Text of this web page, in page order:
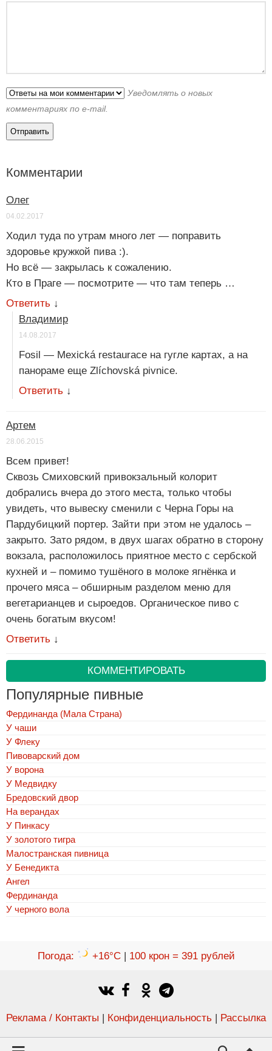
Уведомлять о новых
комментариях по e-mail.
Комментарии
Олег
04.02.2017
Ходил туда по утрам много лет — поправить
здоровье кружкой пива :).
Но всё — закрылась к сожалению.
Кто в Праге — посмотрите — что там теперь …
Ответить ↓
Владимир
14.08.2017
Fosil — Mexická restaurace на гугле картах, а на
панораме еще Zlíchovská pivnice.
Ответить ↓
Артем
28.06.2015
Всем привет!
Сквозь Смиховский привокзальный колорит
добрались вчера до этого места, только чтобы
увидеть, что вывеску сменили с Черна Горы на
Пардубицкий портер. Зайти при этом не удалось –
закрыто. Зато рядом, в двух шагах обратно в сторону
вокзала, расположилось приятное место с сербской
кухней и – помимо тушёного в молоке ягнёнка и
прочего мяса – обширным разделом меню для
вегетарианцев и сыроедов. Органическое пиво с
очень богатым вкусом!
Ответить ↓
КОММЕНТИРОВАТЬ
Популярные пивные
Фердинанда (Мала Страна)
У чаши
У Флеку
Пивоварский дом
У ворона
У Медвидку
Бредовский двор
На верандах
У Пинкасу
У золотого тигра
Малостранская пивница
У Бенедикта
Ангел
Фердинанда
У черного вола
Погода: +16°C| 100 крон = 391 рублей
Реклама / Контакты | Конфиденциальность | Рассылка